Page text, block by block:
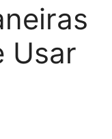
Usar